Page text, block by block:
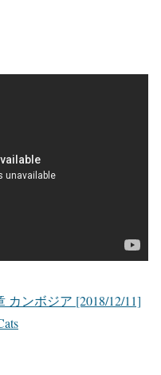
カンボジア [2018/12/11]